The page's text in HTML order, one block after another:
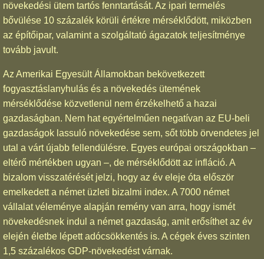
növekedési ütem tartós fenntartását. Az ipari termelés
bővülése 10 százalék körüli értékre mérséklődött, miközben
az építőipar, valamint a szolgáltató ágazatok teljesítménye
tovább javult.
Az Amerikai Egyesült Államokban bekövetkezett
fogyasztáslanyhulás és a növekedés ütemének
mérséklődése közvetlenül nem érzékelhető a hazai
gazdaságban. Nem hat egyértelműen negatívan az EU-beli
gazdaságok lassuló növekedése sem, sőt több örvendetes jel
utal a várt újabb fellendülésre. Egyes európai országokban –
eltérő mértékben ugyan –, de mérséklődött az infláció. A
bizalom visszatérését jelzi, hogy az év eleje óta először
emelkedett a német üzleti bizalmi index. A 7000 német
vállalat véleménye alapján remény van arra, hogy ismét
növekedésnek indul a német gazdaság, amit erősíthet az év
elején életbe lépett adócsökkentés is. A cégek éves szinten
1,5 százalékos GDP-növekedést várnak.